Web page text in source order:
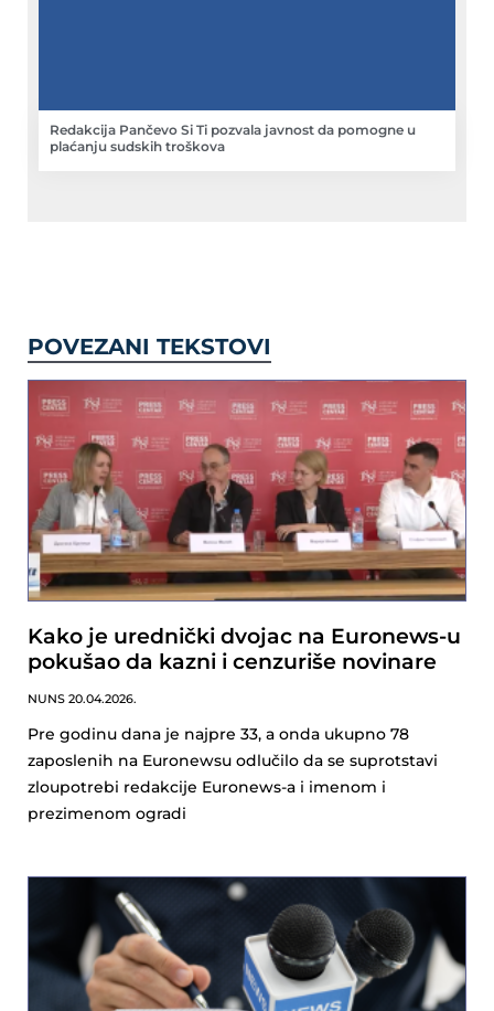
Redakcija Pančevo Si Ti pozvala javnost da pomogne u
plaćanju sudskih troškova
POVEZANI TEKSTOVI
Kako je urednički dvojac na Euronews-u
pokušao da kazni i cenzuriše novinare
NUNS 20.04.2026.
Pre godinu dana je najpre 33, a onda ukupno 78
zaposlenih na Euronewsu odlučilo da se suprotstavi
zloupotrebi redakcije Euronews-a i imenom i
prezimenom ogradi